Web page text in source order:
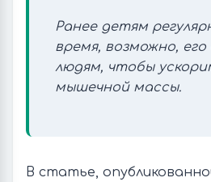
Ранее детям
время, возможно,
людям, чтобы
мышечной массы.
В статье,